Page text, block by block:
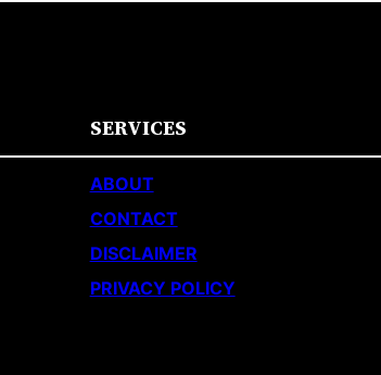
SERVICES
ABOUT
CONTACT
DISCLAIMER
PRIVACY POLICY